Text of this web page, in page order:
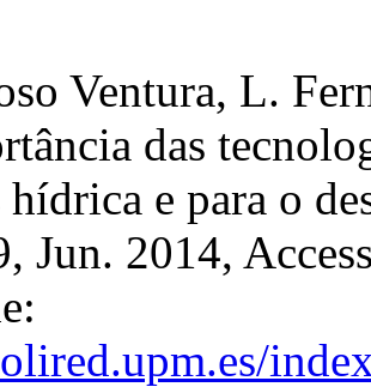
Ventura, L.
das
hídrica e para o
Jun. 2014,